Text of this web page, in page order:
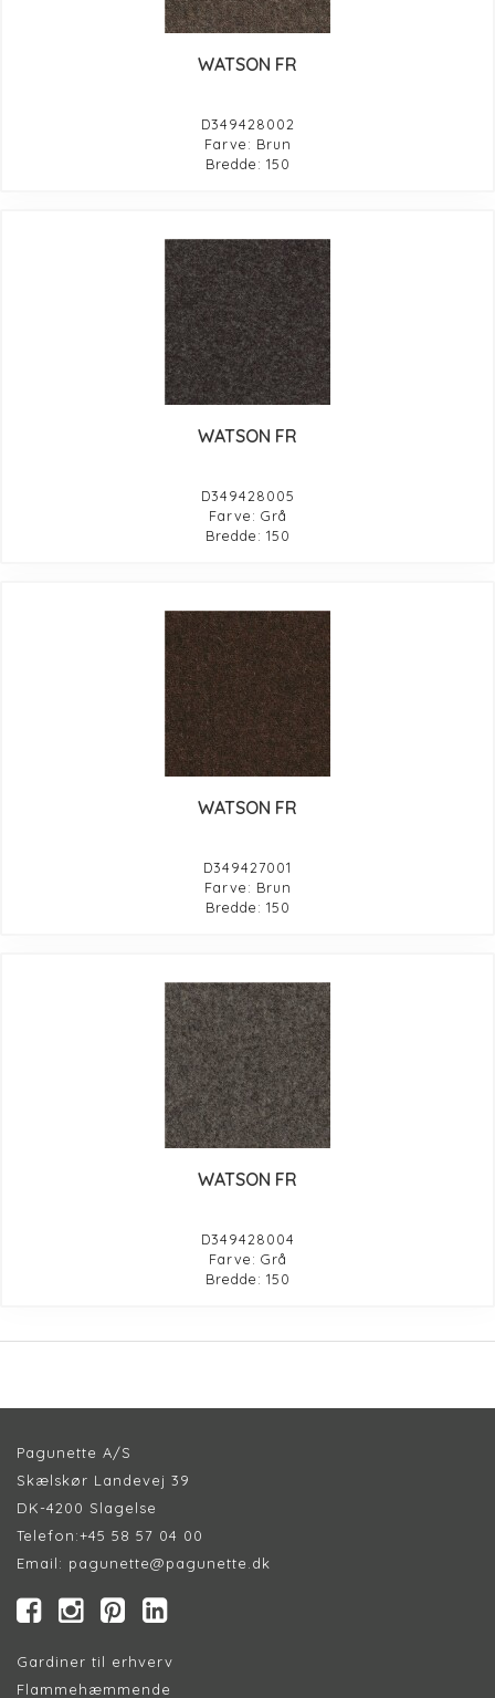
WATSON FR
D349428002
Farve: Brun
Bredde: 150
WATSON FR
D349428005
Farve: Grå
Bredde: 150
WATSON FR
D349427001
Farve: Brun
Bredde: 150
WATSON FR
D349428004
Farve: Grå
Bredde: 150
Pagunette A/S
Skælskør Landevej 39
DK-4200 Slagelse
Telefon:+45 58 57 04 00
Email: pagunette@pagunette.dk
Gardiner til erhverv
Flammehæmmende